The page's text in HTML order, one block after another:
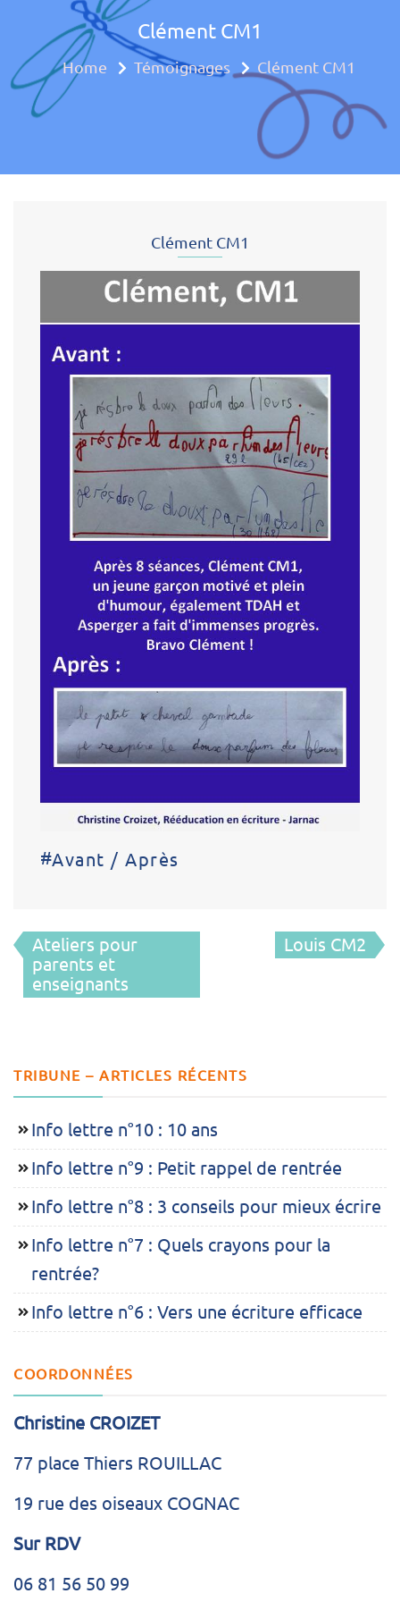
Approche
Clément CM1
Home Témoignages Clément CM1
Clément CM1
#Avant / Après
Navigation
de
l’article
Ateliers pour
parents et
enseignants
Louis CM2
TRIBUNE – ARTICLES RÉCENTS
Info lettre n°10 : 10 ans
Info lettre n°9 : Petit rappel de rentrée
Info lettre n°8 : 3 conseils pour mieux écrire
Info lettre n°7 : Quels crayons pour la
rentrée?
Info lettre n°6 : Vers une écriture efficace
COORDONNÉES
Christine CROIZET
77 place Thiers ROUILLAC
19 rue des oiseaux COGNAC
Sur RDV
06 81 56 50 99